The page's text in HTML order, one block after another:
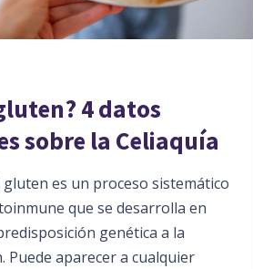
4 datos
sobre la Celiaquía
es un proceso sistemático
que se desarrolla en
genética a la
Puede aparecer a cualquier